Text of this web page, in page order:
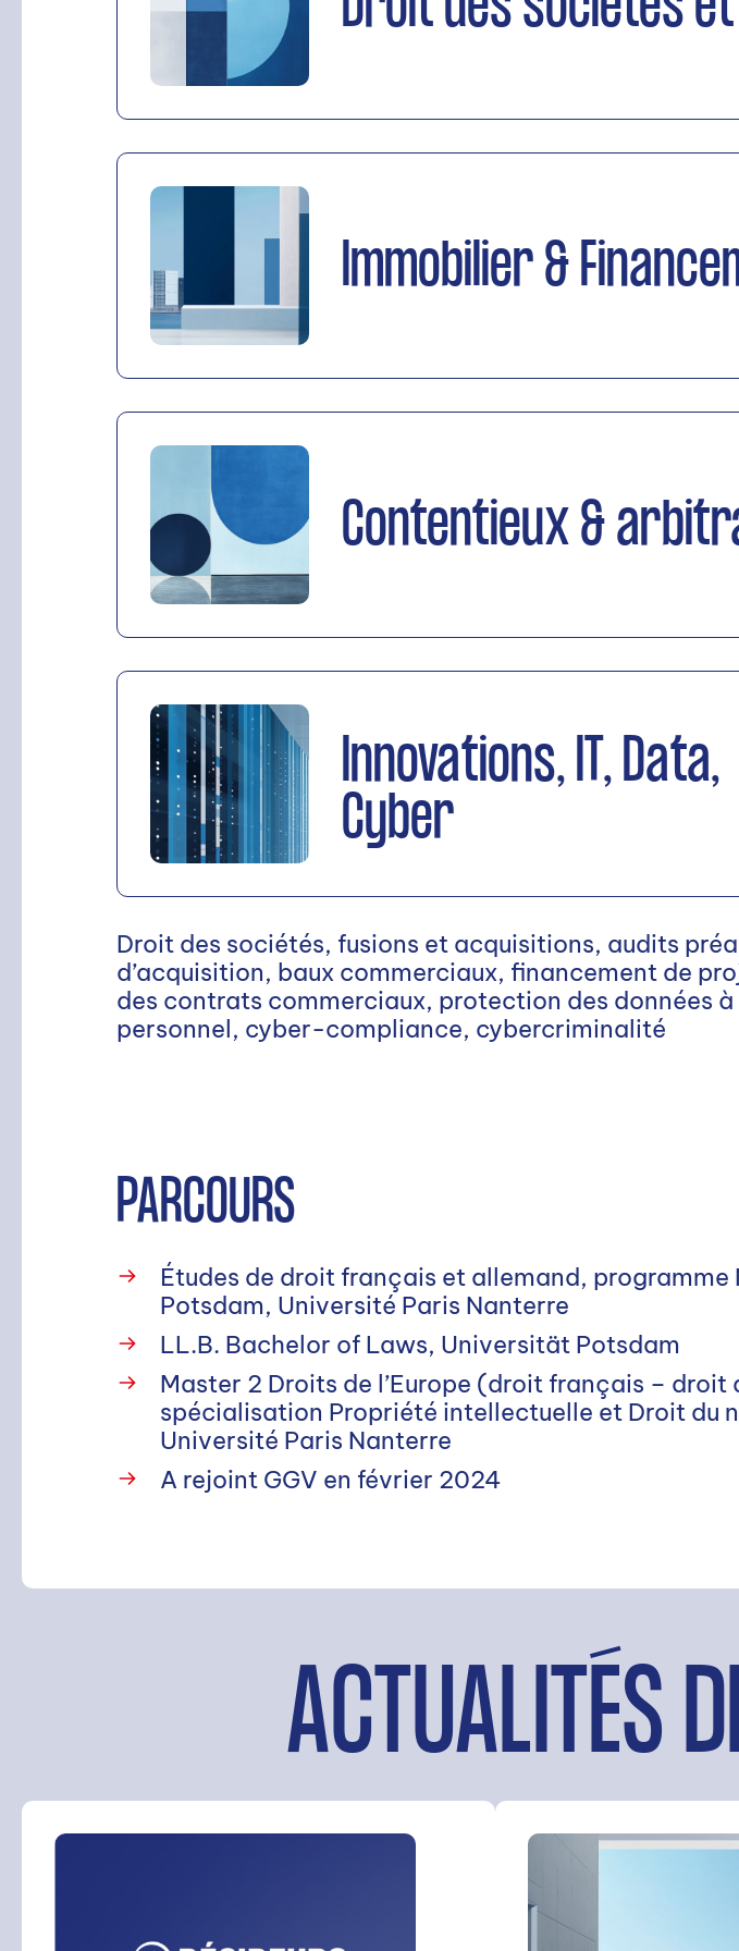
RECHERCHE
Rechercher
Immobilier &
Contentieux &
Innovations, IT, Data,
Cyber
Droit des sociétés, fusions et acquisitions, audits
d’acquisition, baux commerciaux, financement de
des contrats commerciaux, protection des données
personnel, cyber-compliance, cybercriminalité
PARCOURS
Études de droit français et allemand,
Potsdam, Université Paris Nanterre
LL.B. Bachelor of Laws, Universität Potsdam
Master 2 Droits de l’Europe (droit français – droit
spécialisation Propriété intellectuelle et Droit du
Université Paris Nanterre
A rejoint GGV en février 2024
ACTUALITÉS